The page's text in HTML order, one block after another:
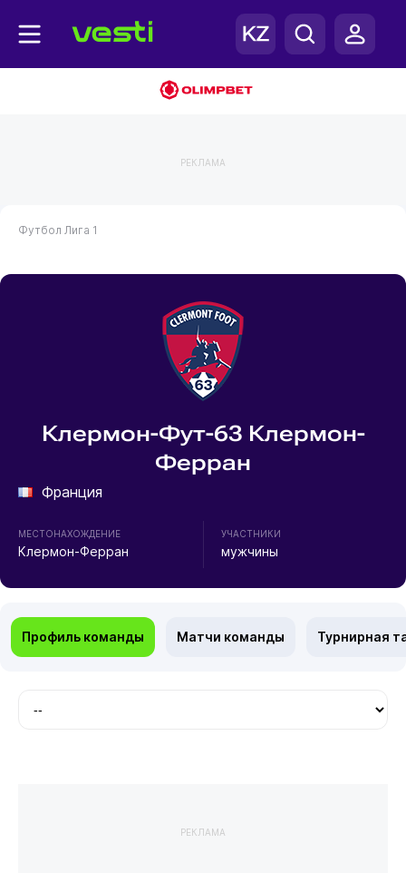
РЕКЛАМА
Футбол Лига 1
Клермон-Фут-63 Клермон-
Ферран
Франция
МЕСТОНАХОЖДЕНИЕ
Клермон-Ферран
УЧАСТНИКИ
мужчины
Профиль команды Матчи команды Турнирная
РЕКЛАМА